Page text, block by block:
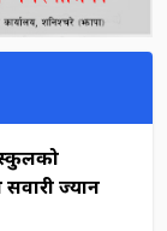
स्कुलको
ज्यान